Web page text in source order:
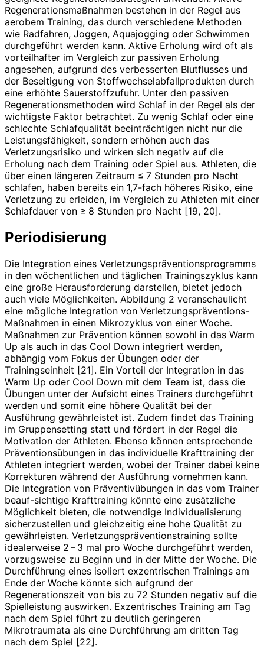
Regenerationsmaßnahmen bestehen in der Regel aus
aerobem Training, das durch verschiedene Methoden
wie Radfahren, Joggen, Aquajogging oder Schwimmen
durchgeführt werden kann. Aktive Erholung wird oft als
vorteilhafter im Vergleich zur passiven Erholung
angesehen, aufgrund des verbesserten Blutflusses und
der Beseitigung von Stoffwechselabfallprodukten durch
eine erhöhte Sauerstoffzufuhr. Unter den passiven
Regenerationsmethoden wird Schlaf in der Regel als der
wichtigste Faktor betrachtet. Zu wenig Schlaf oder eine
schlechte Schlafqualität beeinträchtigen nicht nur die
Leistungsfähigkeit, sondern erhöhen auch das
Verletzungsrisiko und wirken sich negativ auf die
Erholung nach dem Training oder Spiel aus. Athleten, die
über einen längeren Zeitraum ≤ 7 Stunden pro Nacht
schlafen, haben bereits ein 1,7-fach höheres Risiko, eine
Verletzung zu erleiden, im Vergleich zu Athleten mit einer
Schlafdauer von ≥ 8 Stunden pro Nacht [19, 20].
Periodisierung
Die Integration eines Verletzungspräventionsprogramms
in den wöchentlichen und täglichen Trainingszyklus kann
eine große Herausforderung darstellen, bietet jedoch
auch viele Möglichkeiten. Abbildung 2 veranschaulicht
eine mögliche Integration von Verletzungspräventions-
Maßnahmen in einen Mikrozyklus von einer Woche.
Maßnahmen zur Prävention können sowohl in das Warm
Up als auch in das Cool Down integriert werden,
abhängig vom Fokus der Übungen oder der
Trainingseinheit [21]. Ein Vorteil der Integration in das
Warm Up oder Cool Down mit dem Team ist, dass die
Übungen unter der Aufsicht eines Trainers durchgeführt
werden und somit eine höhere Qualität bei der
Ausführung gewährleistet ist. Zudem findet das Training
im Gruppensetting statt und fördert in der Regel die
Motivation der Athleten. Ebenso können entsprechende
Präventionsübungen in das individuelle Krafttraining der
Athleten integriert werden, wobei der Trainer dabei keine
Korrekturen während der Ausführung vornehmen kann.
Die Integration von Präventivübungen in das vom Trainer
beauf­-sichtige Krafttraining könnte eine zusätzliche
Möglichkeit bieten, die notwendige Individualisierung
sicher­zustellen und gleichzeitig eine hohe Qualität zu
gewährleisten. Verletzungspräventionstraining sollte
idealerweise 2 – 3 mal pro Woche durchgeführt werden,
vorzugsweise zu Beginn und in der Mitte der Woche. Die
Durchführung eines isoliert exzentrischen Trainings am
Ende der Woche könnte sich aufgrund der
Regenerationszeit von bis zu 72 Stunden negativ auf die
Spielleistung auswirken. Exzentrisches Training am Tag
nach dem Spiel führt zu deutlich geringeren
Mikrotraumata als eine Durchführung am dritten Tag
nach dem Spiel [22].